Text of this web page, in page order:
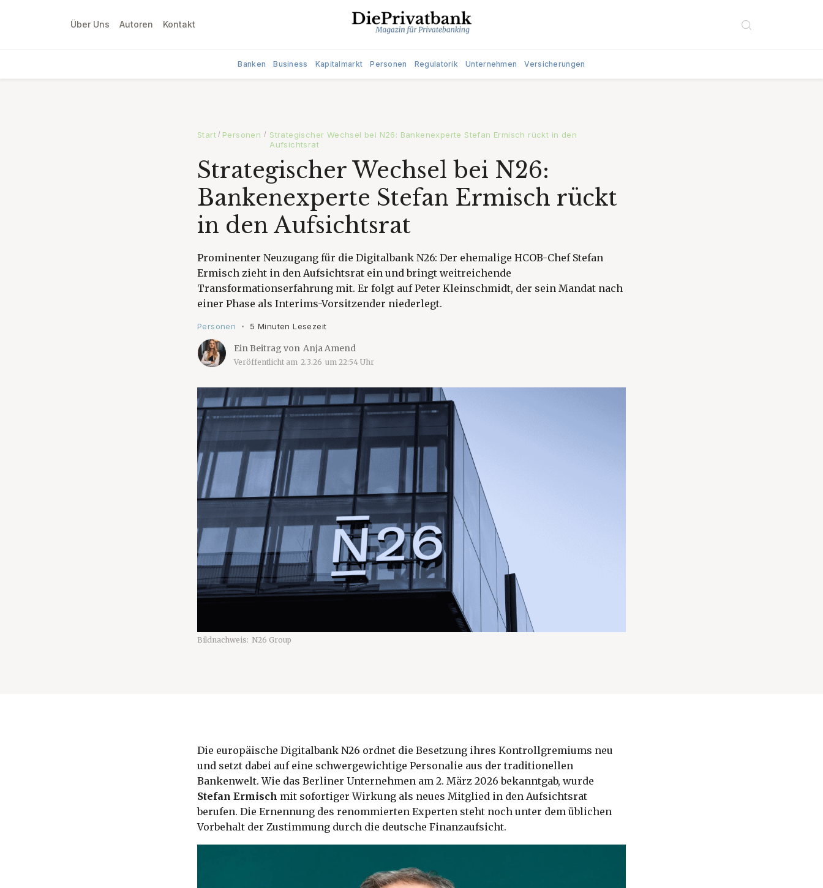
Über Uns Autoren Kontakt
Banken Business Kapitalmarkt Personen Regulatorik Unternehmen Versicherungen
Start / Personen / Strategischer Wechsel bei N26: Bankenexperte Stefan Ermisch rückt in den
Aufsichtsrat
Strategischer Wechsel bei N26:
Bankenexperte Stefan Ermisch rückt
in den Aufsichtsrat
Prominenter Neuzugang für die Digitalbank N26: Der ehemalige HCOB-Chef Stefan
Ermisch zieht in den Aufsichtsrat ein und bringt weitreichende
Transformationserfahrung mit. Er folgt auf Peter Kleinschmidt, der sein Mandat nach
einer Phase als Interims-Vorsitzender niederlegt.
Personen • 5 Minuten Lesezeit
Ein Beitrag von Anja Amend
Veröffentlicht am 2.3.26 um 22:54 Uhr
Bildnachweis: N26 Group
Die europäische Digitalbank N26 ordnet die Besetzung ihres Kontrollgremiums neu
und setzt dabei auf eine schwergewichtige Personalie aus der traditionellen
Bankenwelt. Wie das Berliner Unternehmen am 2. März 2026 bekanntgab, wurde
Stefan Ermisch mit sofortiger Wirkung als neues Mitglied in den Aufsichtsrat
berufen. Die Ernennung des renommierten Experten steht noch unter dem üblichen
Vorbehalt der Zustimmung durch die deutsche Finanzaufsicht.